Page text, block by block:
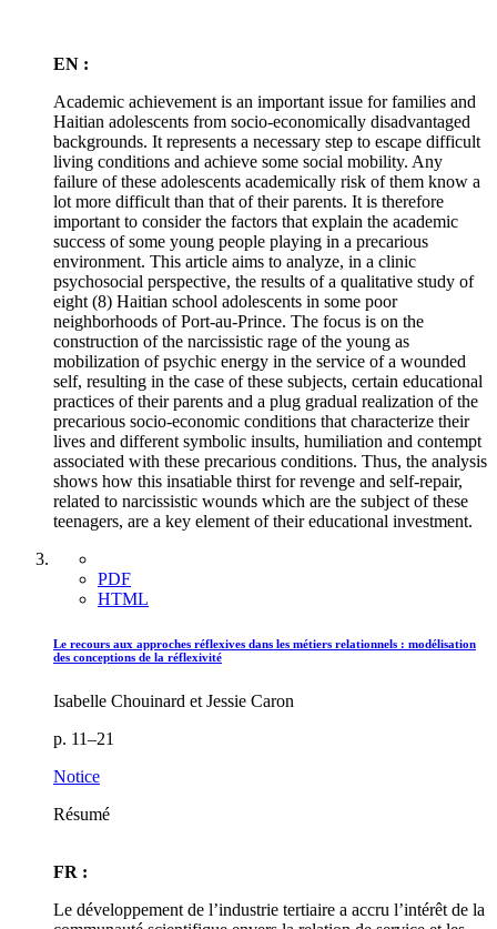
EN :
Academic achievement is an important issue for families and
Haitian adolescents from socio-economically disadvantaged
backgrounds. It represents a necessary step to escape difficult
living conditions and achieve some social mobility. Any
failure of these adolescents academically risk of them know a
lot more difficult than that of their parents. It is therefore
important to consider the factors that explain the academic
success of some young people playing in a precarious
environment. This article aims to analyze, in a clinic
psychosocial perspective, the results of a qualitative study of
eight (8) Haitian school adolescents in some poor
neighborhoods of Port-au-Prince. The focus is on the
construction of the narcissistic rage of the young as
mobilization of psychic energy in the service of a wounded
self, resulting in the case of these subjects, certain educational
practices of their parents and a plug gradual realization of the
precarious socio-economic conditions that characterize their
lives and different symbolic insults, humiliation and contempt
associated with these precarious conditions. Thus, the analysis
shows how this insatiable thirst for revenge and self-repair,
related to narcissistic wounds which are the subject of these
teenagers, are a key element of their educational investment.
PDF
HTML
Le recours aux approches réflexives dans les métiers relationnels : modélisation
des conceptions de la réflexivité
Isabelle Chouinard et Jessie Caron
p. 11–21
Notice
Résumé
FR :
Le développement de l’industrie tertiaire a accru l’intérêt de la